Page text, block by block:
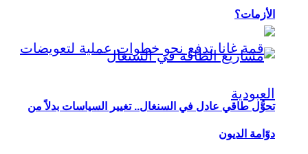
الأزمات؟
تحوُّل طاقي عادل في السنغال.. تغيير السياسات بدلاً من
دوّامة الديون